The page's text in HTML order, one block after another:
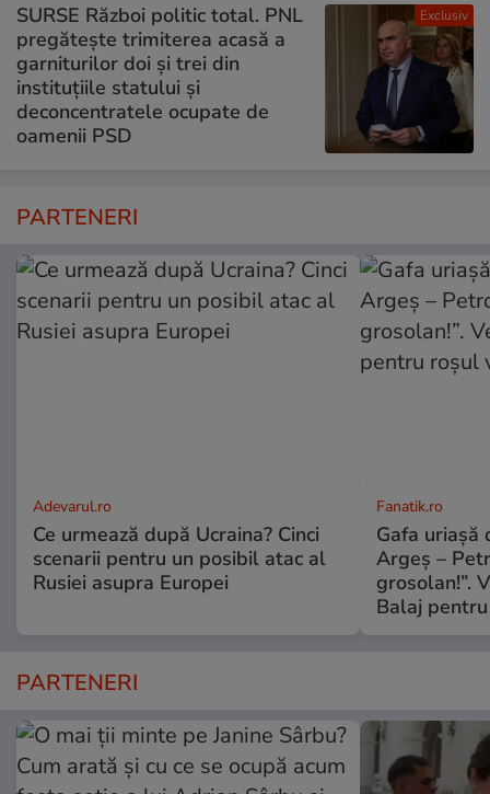
Exclusiv
SURSE Război politic total. PNL
pregătește trimiterea acasă a
garniturilor doi și trei din
instituțiile statului și
deconcentratele ocupate de
oamenii PSD
PARTENERI
Adevarul.ro
Ce urmează după Ucraina? Cinci
scenarii pentru un posibil atac al
Rusiei asupra Europei
Fanatik.ro
Gafa uriașă
Argeș –
grosolan!”.
Balaj
PARTENERI